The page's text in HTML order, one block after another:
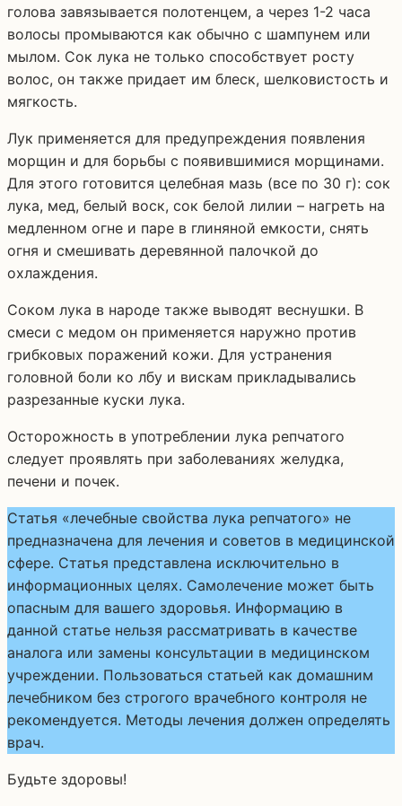
голова завязывается полотенцем, а через 1-2 часа
волосы промываются как обычно с шампунем или
мылом. Сок лука не только способствует росту
волос, он также придает им блеск, шелковистость и
мягкость.
Лук применяется для предупреждения появления
морщин и для борьбы с появившимися морщинами.
Для этого готовится целебная мазь (все по 30 г): сок
лука, мед, белый воск, сок белой лилии – нагреть на
медленном огне и паре в глиняной емкости, снять
огня и смешивать деревянной палочкой до
охлаждения.
Соком лука в народе также выводят веснушки. В
смеси с медом он применяется наружно против
грибковых поражений кожи. Для устранения
головной боли ко лбу и вискам прикладывались
разрезанные куски лука.
Осторожность в употреблении лука репчатого
следует проявлять при заболеваниях желудка,
печени и почек.
Статья «лечебные свойства лука репчатого» не
предназначена для лечения и советов в медицинской
сфере. Статья представлена исключительно в
информационных целях. Самолечение может быть
опасным для вашего здоровья. Информацию в
данной статье нельзя рассматривать в качестве
аналога или замены консультации в медицинском
учреждении. Пользоваться статьей как домашним
лечебником без строгого врачебного контроля не
рекомендуется. Методы лечения должен определять
врач.
Будьте здоровы!